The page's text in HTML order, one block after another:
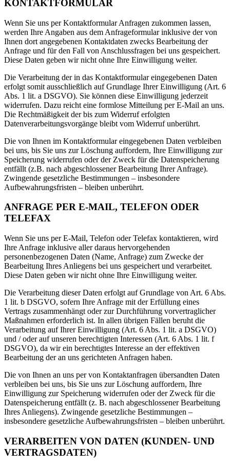
KONTAKTFORMULAR
Wenn Sie uns per Kontaktformular Anfragen zukommen lassen,
werden Ihre Angaben aus dem Anfrageformular inklusive der von
Ihnen dort angegebenen Kontaktdaten zwecks Bearbeitung der
Anfrage und für den Fall von Anschlussfragen bei uns gespeichert.
Diese Daten geben wir nicht ohne Ihre Einwilligung weiter.
Die Verarbeitung der in das Kontaktformular eingegebenen Daten
erfolgt somit ausschließlich auf Grundlage Ihrer Einwilligung (Art. 6
Abs. 1 lit. a DSGVO). Sie können diese Einwilligung jederzeit
widerrufen. Dazu reicht eine formlose Mitteilung per E-Mail an uns.
Die Rechtmäßigkeit der bis zum Widerruf erfolgten
Datenverarbeitungsvorgänge bleibt vom Widerruf unberührt.
Die von Ihnen im Kontaktformular eingegebenen Daten verbleiben
bei uns, bis Sie uns zur Löschung auffordern, Ihre Einwilligung zur
Speicherung widerrufen oder der Zweck für die Datenspeicherung
entfällt (z.B. nach abgeschlossener Bearbeitung Ihrer Anfrage).
Zwingende gesetzliche Bestimmungen – insbesondere
Aufbewahrungsfristen – bleiben unberührt.
ANFRAGE PER E-MAIL, TELEFON ODER
TELEFAX
Wenn Sie uns per E-Mail, Telefon oder Telefax kontaktieren, wird
Ihre Anfrage inklusive aller daraus hervorgehenden
personenbezogenen Daten (Name, Anfrage) zum Zwecke der
Bearbeitung Ihres Anliegens bei uns gespeichert und verarbeitet.
Diese Daten geben wir nicht ohne Ihre Einwilligung weiter.
Die Verarbeitung dieser Daten erfolgt auf Grundlage von Art. 6 Abs.
1 lit. b DSGVO, sofern Ihre Anfrage mit der Erfüllung eines
Vertrags zusammenhängt oder zur Durchführung vorvertraglicher
Maßnahmen erforderlich ist. In allen übrigen Fällen beruht die
Verarbeitung auf Ihrer Einwilligung (Art. 6 Abs. 1 lit. a DSGVO)
und / oder auf unseren berechtigten Interessen (Art. 6 Abs. 1 lit. f
DSGVO), da wir ein berechtigtes Interesse an der effektiven
Bearbeitung der an uns gerichteten Anfragen haben.
Die von Ihnen an uns per von Kontaktanfragen übersandten Daten
verbleiben bei uns, bis Sie uns zur Löschung auffordern, Ihre
Einwilligung zur Speicherung widerrufen oder der Zweck für die
Datenspeicherung entfällt (z. B. nach abgeschlossener Bearbeitung
Ihres Anliegens). Zwingende gesetzliche Bestimmungen –
insbesondere gesetzliche Aufbewahrungsfristen – bleiben unberührt.
VERARBEITEN VON DATEN (KUNDEN- UND
VERTRAGSDATEN)